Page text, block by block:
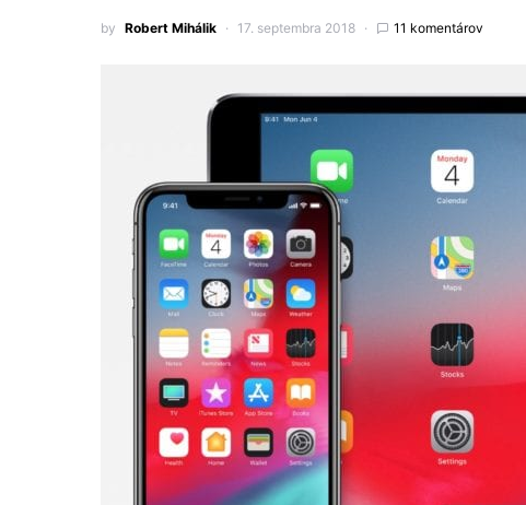
by Robert Mihálik 17. septembra 2018 11 komentárov